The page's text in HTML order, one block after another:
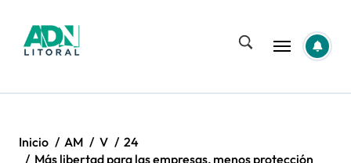
contenido
Inicio AM V
24
Más libertad para las empresas, menos protección